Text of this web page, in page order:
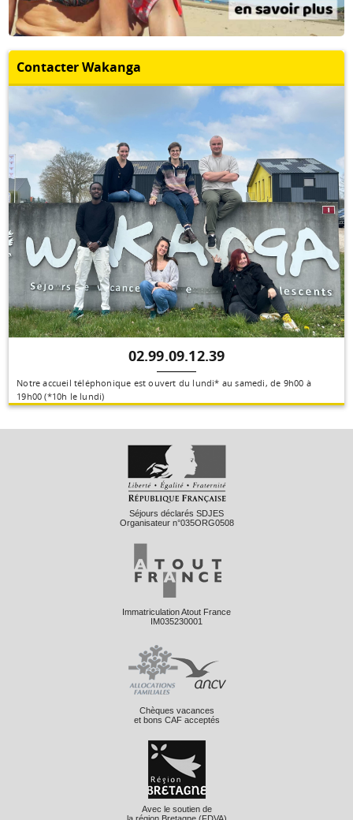
Contacter Wakanga
02.99.09.12.39
Notre accueil téléphonique est ouvert du lundi* au samedi, de 9h00 à
19h00 (*10h le lundi)
Séjours déclarés SDJES
Organisateur n°035ORG0508
Immatriculation Atout France
IM035230001
Chèques vacances
et bons CAF acceptés
Avec le soutien de